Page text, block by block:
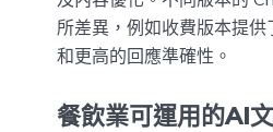
所差異，例如收費版本提
和更高的回應準確性。
餐飲業可運用的AI